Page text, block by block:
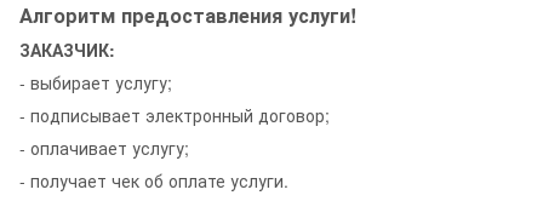
Алгоритм предоставления услуги!
ЗАКАЗЧИК:
- выбирает услугу;
- подписывает электронный договор;
- оплачивает услугу;
- получает чек об оплате услуги.